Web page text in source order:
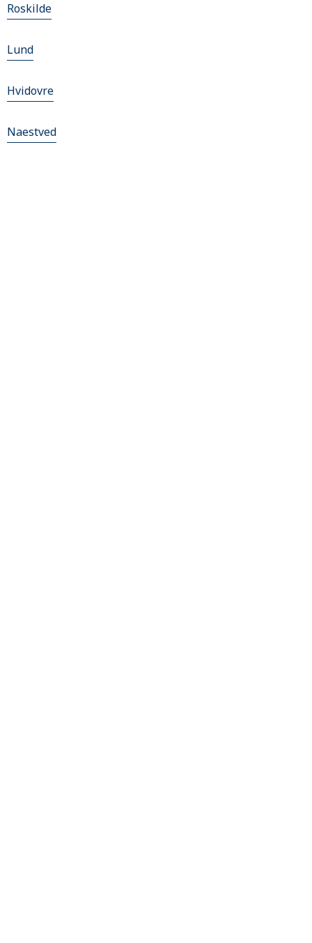
Roskilde
Lund
Hvidovre
Naestved